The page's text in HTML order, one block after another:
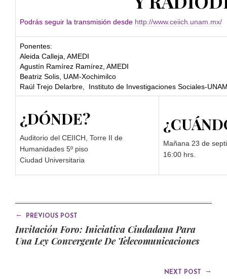
Podrás seguir la transmisión desde http://www.ceiich.unam.mx/
Ponentes:
Aleida Calleja, AMEDI
Agustín Ramírez Ramírez, AMEDI
Beatriz Solis, UAM-Xochimilco
Raúl Trejo Delarbre, Instituto de Investigaciones Sociales-
¿DÓNDE?
Auditorio del CEIICH, Torre II de
Humanidades 5º piso
Ciudad Universitaria
Mañana 23 de
16:00 hrs.
← PREVIOUS POST
Invitación Foro: Iniciativa Ciudadana Para
Una Ley Convergente De Telecomunicaciones
NEXT POST →